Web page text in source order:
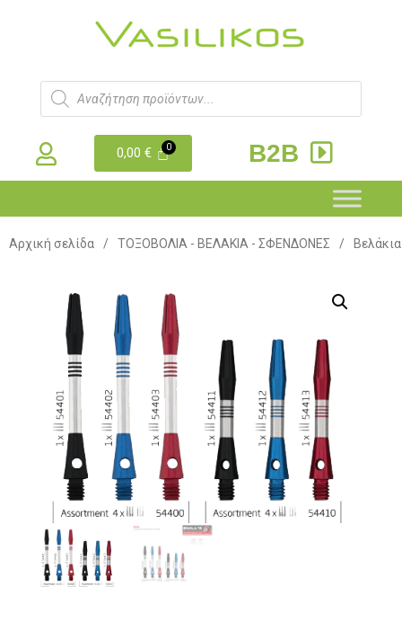
0,00€ B2B
Αρχική σελίδα / ΤΟΞΟΒΟΛΙΑ - ΒΕΛΑΚΙΑ - ΣΦΕΝΔΟΝΕΣ /